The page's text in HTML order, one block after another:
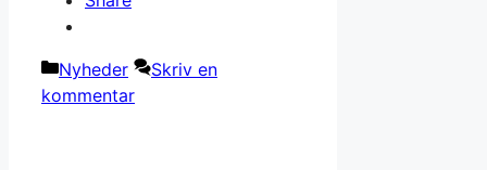
Kategorier
Nyheder
Skriv en
kommentar